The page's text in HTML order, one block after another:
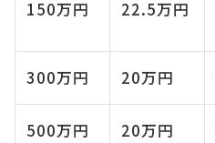
150万円 22.5万円
300万円 20万円
500万円 20万円